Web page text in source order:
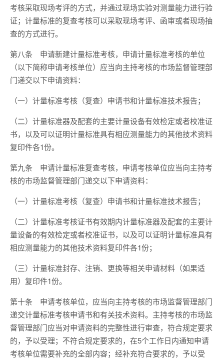
考核采取现场考评的方式，并通过现场实验对测量能力进行验
证；计量标准的复查考核可以采取现场考评、函审或者现场抽
查的方式进行。
第八条 申请新建计量标准考核，申请计量标准考核的单位
（以下简称申请考核单位）应当向主持考核的市场监督管理部
门递交以下申请资料：
（一）计量标准考核（复查）申请书和计量标准技术报告；
（二）计量标准器及配套的主要计量设备有效检定或者校准证
书，以及可以证明计量标准具有相应测量能力的其他技术资料
复印件各1份。
第九条 申请计量标准复查考核，申请考核单位应当向主持考
核的市场监督管理部门递交以下申请资料：
（一）计量标准考核（复查）申请书和计量标准技术报告；
（二）计量标准考核证书有效期内计量标准器及配套的主要计
量设备的有效检定或者校准证书，以及可以证明计量标准具有
相应测量能力的其他技术资料复印件各1份；
（三）计量标准封存、注销、更换等相关申请材料（如果适
用）复印件1份。
第十条 申请考核单位，应当向主持考核的市场监督管理部门
递交计量标准考核申请书和有关技术资料。主持考核的市场监
督管理部门应当对申请资料的完整性进行审查，符合规定要求
的，予以受理；不符合规定要求的，在5个工作日内通知申请
考核单位需要补充的全部内容；经补充符合要求的，予以受